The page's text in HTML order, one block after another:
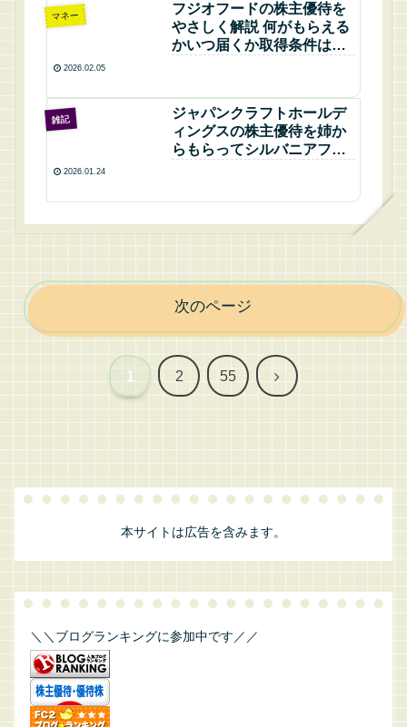
マネー
フジオフードの株主優待を
やさしく解説 何がもらえる
かいつ届くか取得条件は何
全ガイド
2026.02.05
雑記
ジャパンクラフトホールデ
ィングスの株主優待を姉か
らもらってシルバニアファ
2026.01.24
次のページ
1 2 55 次
本サイトは広告を含みます。
＼＼ブログランキングに参加中です／／